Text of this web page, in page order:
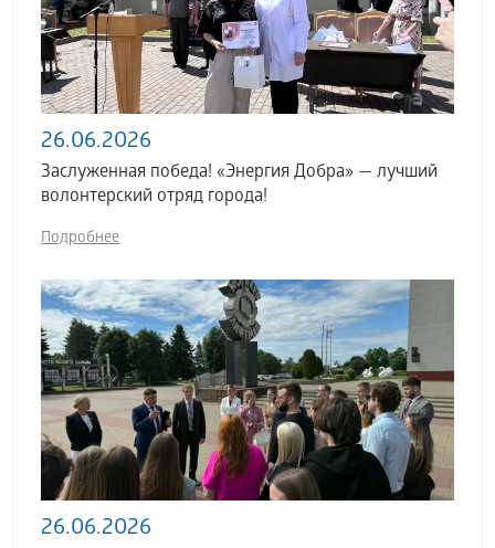
26.06.2026
Заслуженная победа! «Энергия Добра» — лучший
волонтерский отряд города!
Подробнее
26.06.2026